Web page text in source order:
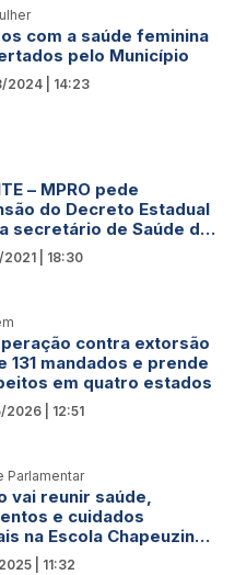
com a saúde feminina
pelo Município
2024 | 14:23
– MPRO pede
do Decreto Estadual
secretário de Saúde do
Município
| 18:30
contra extorsão
131 mandados e prende
em quatro estados
2026 | 12:51
Parlamentar
vai reunir saúde,
e cuidados
na Escola Chapeuzinho
| 11:32